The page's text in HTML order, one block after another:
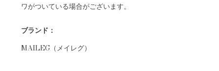
ワがついている場合がございます。
ブランド：
MAILEG（メイレグ）